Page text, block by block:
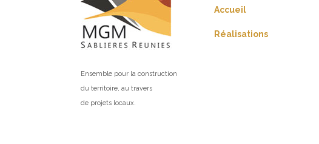
Ensemble pour la construction
du territoire, au travers
de projets locaux.
Accueil
Réalisations